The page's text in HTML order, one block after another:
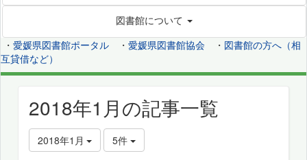
図書館について
・ 愛媛県図書館ポータル ・ 愛媛県図書館協会 ・ 図書館の方へ（相
互貸借など）
2018年1月の記事一覧
2018年1月 5件